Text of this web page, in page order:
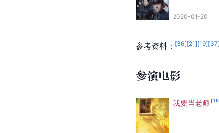
2020-01-20
参考资料： [36][21] [19][37
参演电影
我要当老师 [16